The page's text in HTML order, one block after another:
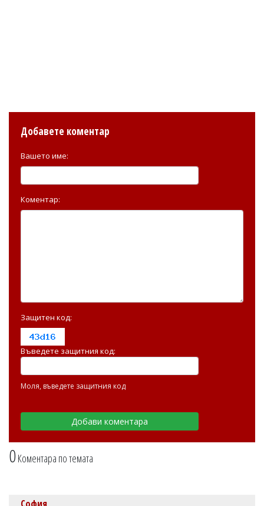
0Коментара по темата
Добавете коментар
Вашето име:
Коментар:
Защитен код:
Въведете защитния код:
Моля, въведете защитния код
София